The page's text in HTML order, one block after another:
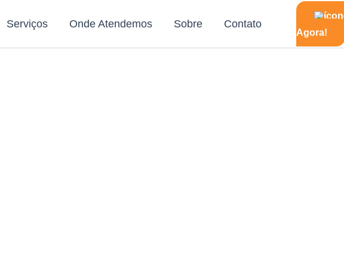
Serviços Onde Atendemos Sobre Contato
Agora!